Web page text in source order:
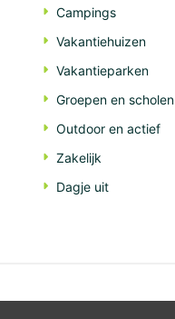
Campings
Vakantiehuizen
Vakantieparken
Groepen en scholen
Outdoor en actief
Zakelijk
Dagje uit